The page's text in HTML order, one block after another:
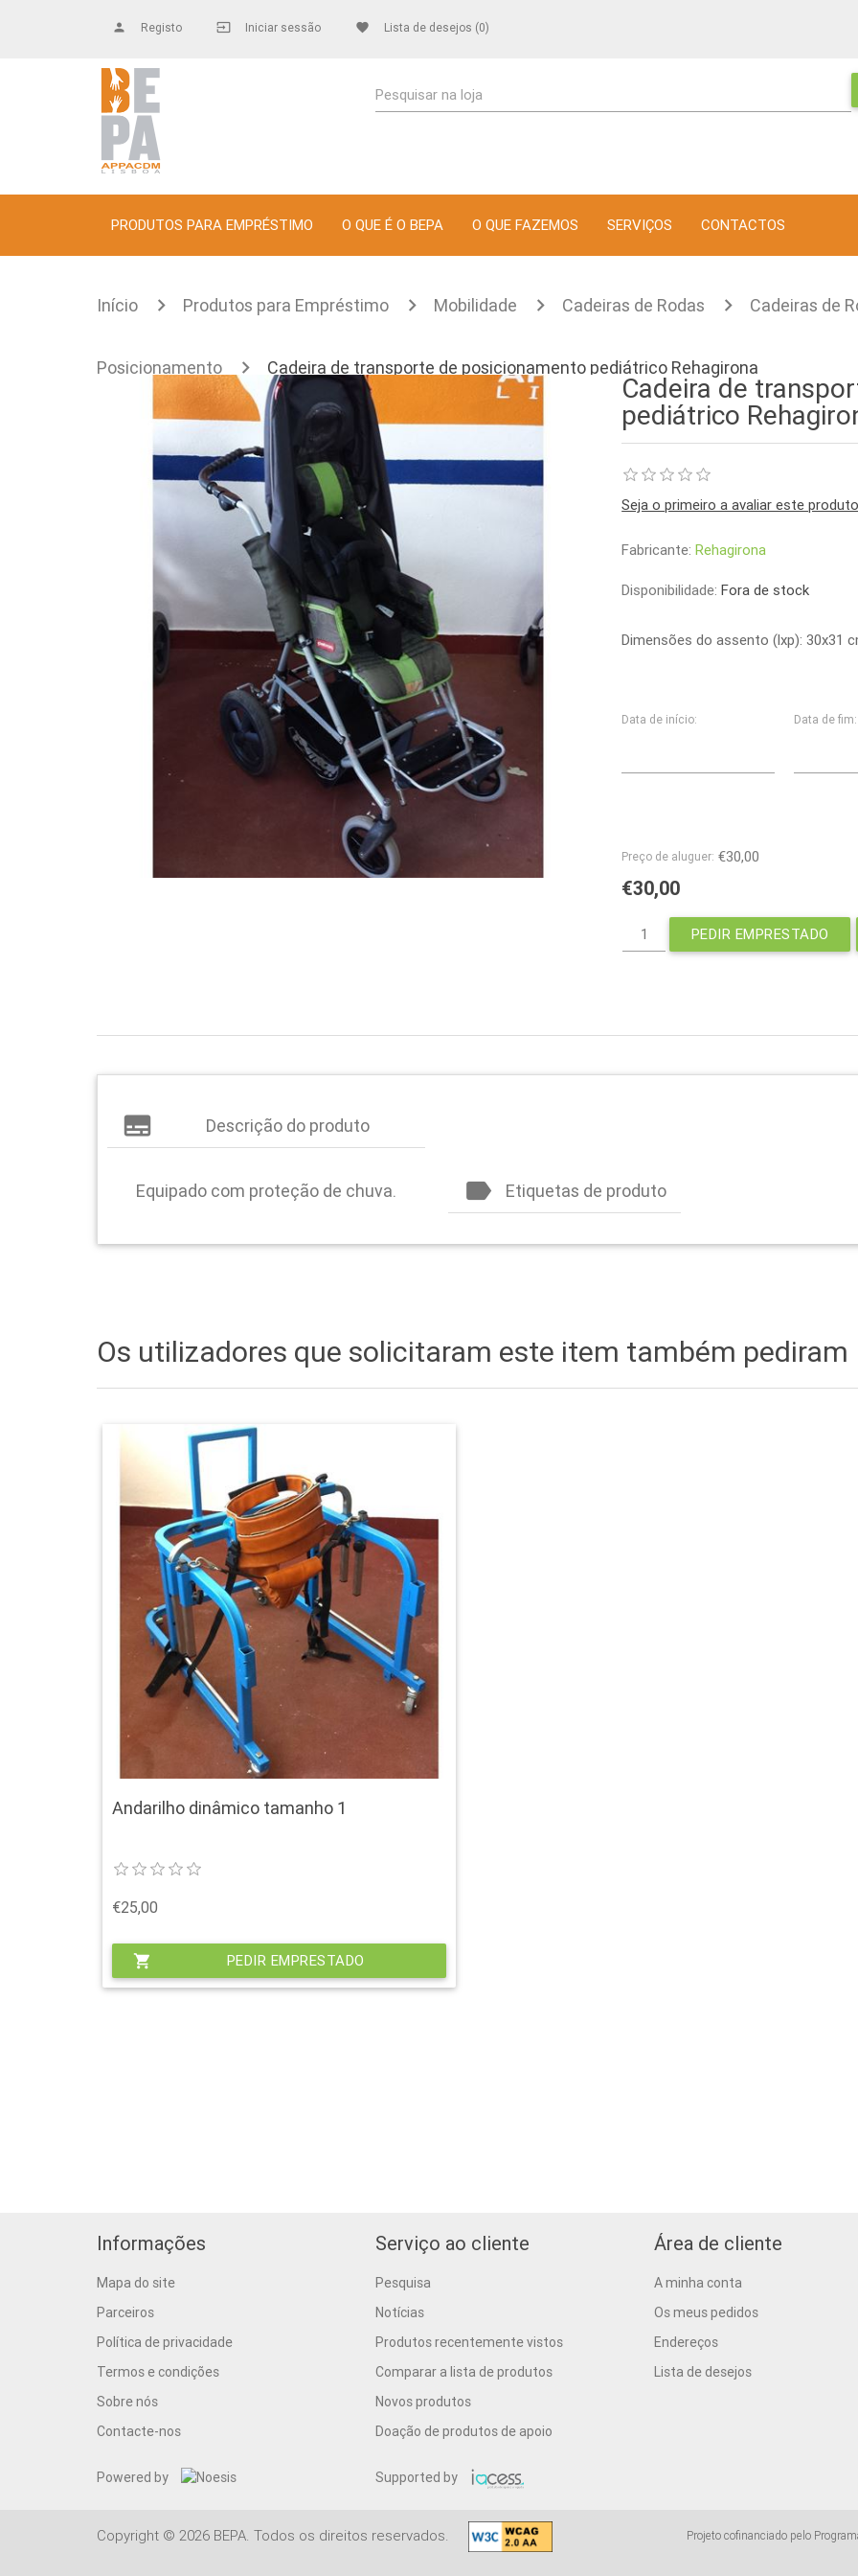
Registo
person Iniciar sessão
input favorite Lista de desejos (0)
Pesquisar na loja
PRODUTOS PARA EMPRÉSTIMO O QUE É O BEPA O QUE FAZEMOS SERVIÇOS CONTACTOS
Início Produtos para Empréstimo Mobilidade Cadeiras de Rodas Cadeiras de
Posicionamento Cadeira de transporte de posicionamento pediátrico Rehagirona
Cadeira de
pediátrico
Seja o primeiro a avaliar este produto
Fabricante: Rehagirona
Disponibilidade: Fora de stock
Dimensões do assento (lxp): 30x31
Data de início: Data de fim:
Preço de aluguer: €30,00
€30,00
PEDIR EMPRESTADO
subtitles Descrição do produto
Equipado com proteção de chuva. label Etiquetas de produto
Os utilizadores que solicitaram este item também pediram
Andarilho dinâmico tamanho 1
€25,00
shopping_cart PEDIR EMPRESTADO
Informações
Mapa do site
Parceiros
Política de privacidade
Termos e condições
Sobre nós
Contacte-nos
Serviço ao cliente
Pesquisa
Notícias
Produtos recentemente vistos
Comparar a lista de produtos
Novos produtos
Doação de produtos de apoio
Área de cliente
A minha conta
Os meus pedidos
Endereços
Lista de desejos
Powered by Supported by
Copyright © 2026 BEPA. Todos os direitos reservados. Projeto cofinanciado pelo